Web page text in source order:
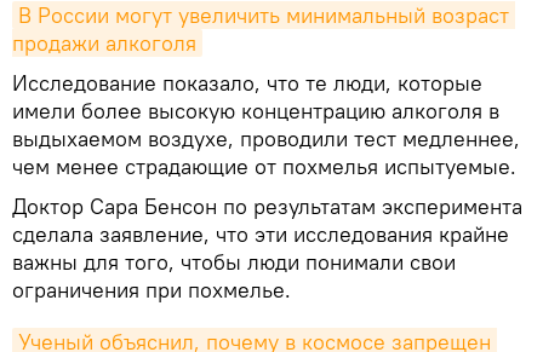
В России могут увеличить минимальный возраст
продажи алкоголя
Исследование показало, что те люди, которые
имели более высокую концентрацию алкоголя в
выдыхаемом воздухе, проводили тест медленнее,
чем менее страдающие от похмелья испытуемые.
Доктор Сара Бенсон по результатам эксперимента
сделала заявление, что эти исследования крайне
важны для того, чтобы люди понимали свои
ограничения при похмелье.
Ученый объяснил, почему в космосе запрещен